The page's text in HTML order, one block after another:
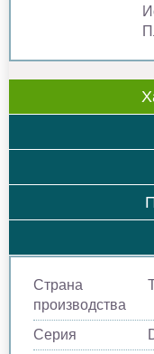
Страна
производства
Серия